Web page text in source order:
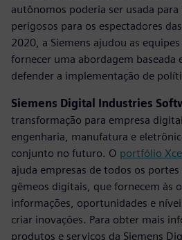
autônomos poderia ser usada
perigosos para os espectadores
2020, a Siemens ajudou as equipes
fornecer uma abordagem baseada
defender a implementação de
Siemens Digital Industries
transformação para empresa
engenharia, manufatura e
conjunto no futuro. O portfólio
ajuda empresas de todos os
gêmeos digitais, que fornecem às
informações, oportunidades e
criar inovações. Para obter mais
produtos e serviços da Siemens